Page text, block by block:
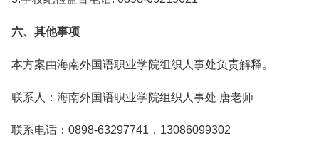
六、其他事项
本方案由海南外国语职业学院组织人事处负责解释。
联系人：海南外国语职业学院组织人事处 唐老师
联系电话：0898-63297741，13086099302